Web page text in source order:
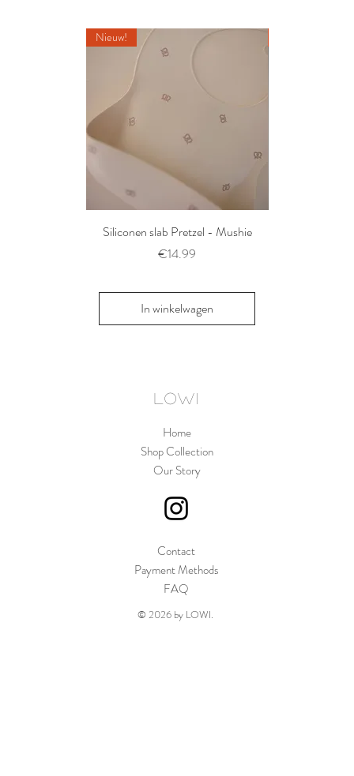
Nieuw!
Siliconen slab Pretzel - Mushie
Prijs
€14.99
In winkelwagen
LOWI
Home
Shop Collection
Our Story
Contact
Payment Methods
FAQ
© 2026 by LOWI.